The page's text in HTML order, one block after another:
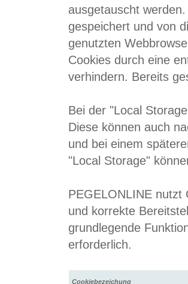
ausgetauscht
gespeichert und von
genutzten
Cookies durch eine
verhindern. Bereits
Bei der "Local
Diese können auch
und bei einem
"Local Storage"
PEGELONLINE nutzt
und korrekte
grundlegende
erforderlich.
Cookiebezeichung